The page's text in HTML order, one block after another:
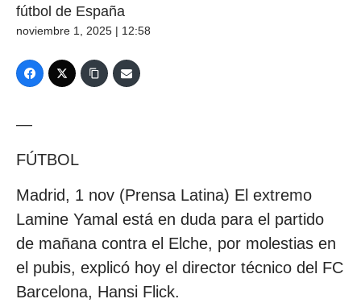
fútbol de España
noviembre 1, 2025 | 12:58
—
FÚTBOL
Madrid, 1 nov (Prensa Latina) El extremo
Lamine Yamal está en duda para el partido
de mañana contra el Elche, por molestias en
el pubis, explicó hoy el director técnico del FC
Barcelona, Hansi Flick.